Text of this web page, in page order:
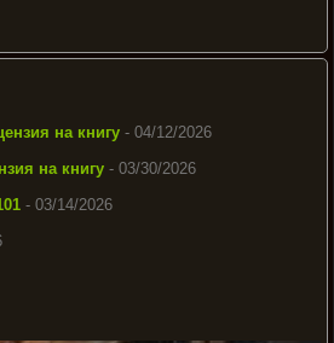
на книгу - 04/12/2026
на книгу - 03/30/2026
- 03/14/2026